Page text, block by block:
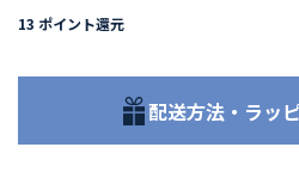
13 ポイント還元
配送方法・ラッ